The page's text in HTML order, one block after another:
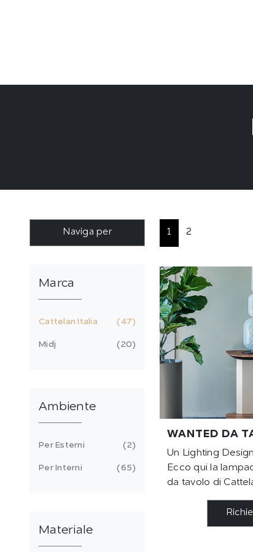
1 2
WANTED DA
Un Lighting
Ecco qui la
da tavolo di
Naviga per
Marca
Cattelan Italia 47
Midj 20
Ambiente
Per Esterni 2
Per Interni 65
Materiale